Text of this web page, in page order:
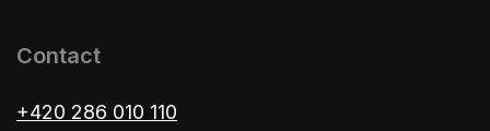
Contact
+420 286 010 110